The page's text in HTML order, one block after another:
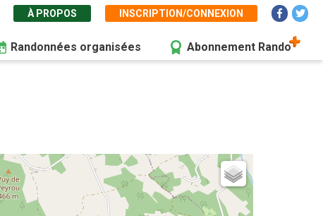
À PROPOS INSCRIPTION/CONNEXION
Randonnées organisées Abonnement Rando